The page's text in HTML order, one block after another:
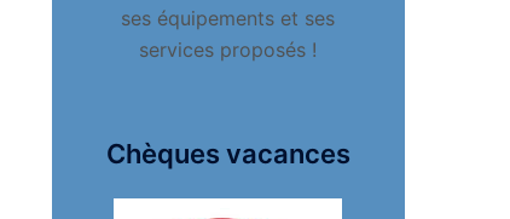
ses équipements et ses
services proposés !
Chèques vacances